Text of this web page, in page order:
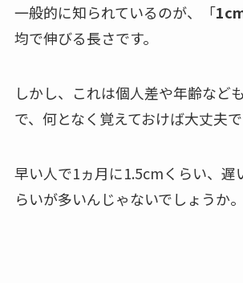
一般的に知られているのが、「
均で伸びる長さです。
しかし、これは個人差や年齢など
で、何となく覚えておけば大丈夫で
早い人で1ヵ月に1.5cmくらい、遅
らいが多いんじゃないでしょうか。